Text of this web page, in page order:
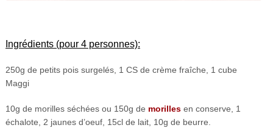
Ingrédients (pour 4 personnes):
250g de petits pois surgelés, 1 CS de crème fraîche, 1 cube
Maggi
10g de morilles séchées ou 150g de morillesen conserve, 1
échalote, 2 jaunes d’oeuf, 15cl de lait, 10g de beurre.